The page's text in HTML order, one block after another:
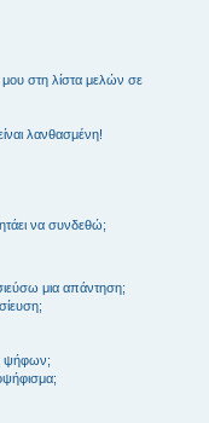
στη λίστα μελών σε
λανθασμένη!
να συνδεθώ;
μια απάντηση;
ψήφων;